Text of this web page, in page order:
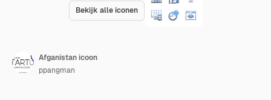
Bekijk alle iconen
Afganistan icoon
ppangman